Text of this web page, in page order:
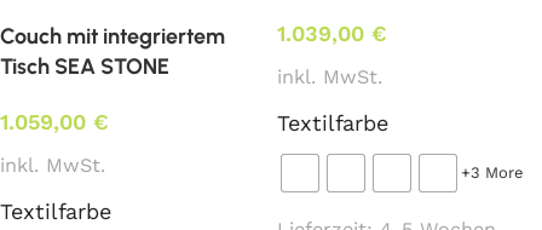
Couch mit integriertem
Tisch SEA STONE
1.059,00 €
inkl. MwSt.
Textilfarbe
1.039,00 €
inkl. MwSt.
Textilfarbe
+3 More